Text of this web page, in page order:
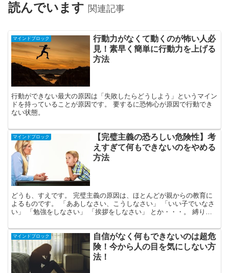
読んでいます 関連記事
マインドブロック
行動力がなくて動くのが怖い人必
見！素早く簡単に行動力を上げる
方法
行動ができない最大の原因は「失敗したらどうしよう」というマイン
ドを持っていることが原因です。 要するに恐怖心が原因で行動でき
ない状態。
マインドブロック
【完璧主義の恐ろしい危険性】考
えすぎて何もできないのをやめる
方法
どうも、すえです。 完璧主義の原因は、ほとんどが親からの教育に
よるものです。 「ああしなさい、こうしなさい」 「いい子でいなさ
い」 「勉強をしなさい」 「挨拶をしなさい」 とか・・・。 縛り付
マインドブロック
自信がなく何もできないのは超危
険！今から人の目を気にしない方
法！